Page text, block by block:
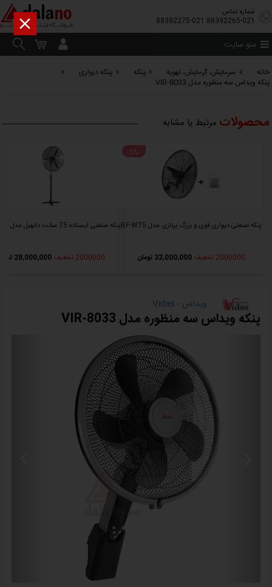
شماره تماس
88392265-021
88392275-021
منو سایت
خانه سرمایش، گرمایش، تهویه پنکه
پنکه دیواری
پنکه ویداس سه منظوره مدل VIR-8033
محصولات مرتبط یا مشابه
5%
پنکه صنعتی دیواری قوی و بزرگ برنازی مدل BF-W75
2000000 تخفیف 32,000,000 تومان
پنکه صنعتی ایستاده 75 سانت دانهیل مدل 30ISF03
2000000 تخفیف 28,000,000 تومان
ویداس - Vidas
پنکه ویداس سه منظوره مدل VIR-8033
